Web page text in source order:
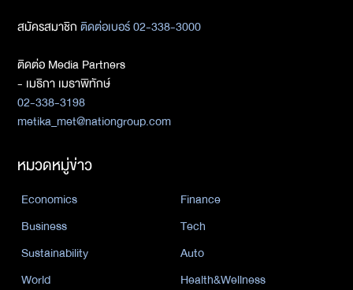
สมัครสมาชิกติดต่อเบอร์ 02-338-3000
ติดต่อ Media Partners
- เมธิกา เมธาพิทักษ์
02-338-3198
metika_met@nationgroup.com
หมวดหมู่ข่าว
Economics
Finance
Business
Tech
Sustainability
Auto
World
Health&Wellness